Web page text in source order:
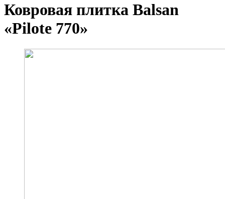
Ковровая плитка Balsan
«Pilote 770»